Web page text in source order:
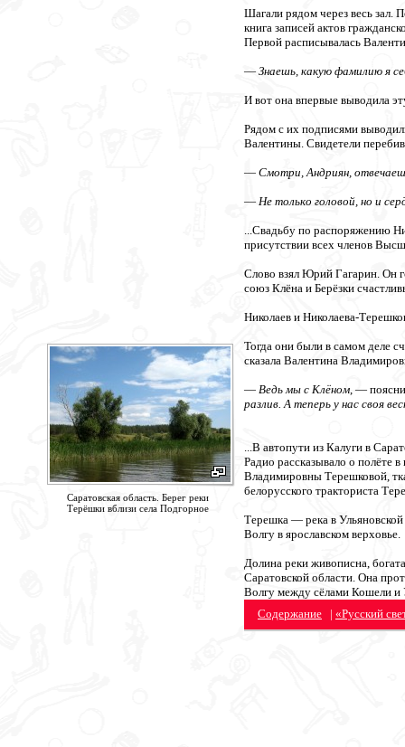
Саратовская область. Берег реки
Терёшки вблизи села Подгорное
Шагали рядом через весь зал.
книга записей актов
Первой расписывалась
— Знаешь, какую фамилию я
И вот она впервые выводила
Рядом с их подписями
Валентины. Свидетели
— Смотри, Андриян,
— Не только головой, но и
...Свадьбу по распоряжению
присутствии всех членов
Слово взял Юрий Гагарин. Он
союз Клёна и Берёзки
Николаев и Николаева-
Тогда они были в самом деле
сказала Валентина
— Ведь мы с Клёном, —
разлив. А теперь у нас своя
...В автопути из Калуги в
Радио рассказывало о полёте
Владимировны Терешковой,
белорусского тракториста
Терешка — река в
Волгу в ярославском верховье.
Долина реки живописна,
Саратовской области. Она
Волгу между сёлами Кошели и
Содержание | «Русский